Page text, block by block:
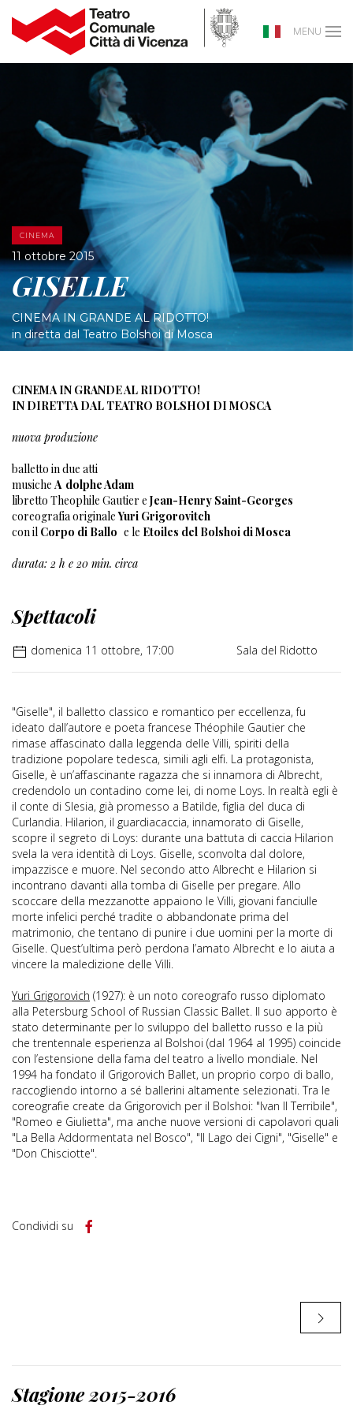
MENU
CINEMA
11 ottobre 2015
GISELLE
CINEMA IN GRANDE AL RIDOTTO!
in diretta dal Teatro Bolshoi di Mosca
CINEMA IN GRANDE AL RIDOTTO!
IN DIRETTA DAL TEATRO BOLSHOI DI MOSCA
nuova produzione
balletto in due atti
musiche A dolphe Adam
libretto Theophile Gautier e Jean-Henry Saint-Georges
coreografia originaleYuri Grigorovitch
con il Corpo di Ballo e le Etoiles del Bolshoi di Mosca
durata: 2 h e 20 min. circa
Spettacoli
domenica 11 ottobre, 17:00 Sala del Ridotto
"Giselle", il balletto classico e romantico per eccellenza, fu
ideato dall’autore e poeta francese Théophile Gautier che
rimase affascinato dalla leggenda delle Villi, spiriti della
tradizione popolare tedesca, simili agli elfi. La protagonista,
Giselle, è un’affascinante ragazza che si innamora di Albrecht,
credendolo un contadino come lei, di nome Loys. In realtà egli è
il conte di Slesia, già promesso a Batilde, figlia del duca di
Curlandia. Hilarion, il guardiacaccia, innamorato di Giselle,
scopre il segreto di Loys: durante una battuta di caccia Hilarion
svela la vera identità di Loys. Giselle, sconvolta dal dolore,
impazzisce e muore. Nel secondo atto Albrecht e Hilarion si
incontrano davanti alla tomba di Giselle per pregare. Allo
scoccare della mezzanotte appaiono le Villi, giovani fanciulle
morte infelici perché tradite o abbandonate prima del
matrimonio, che tentano di punire i due uomini per la morte di
Giselle. Quest’ultima però perdona l’amato Albrecht e lo aiuta a
vincere la maledizione delle Villi.
Yuri Grigorovich (1927): è un noto coreografo russo diplomato
alla Petersburg School of Russian Classic Ballet. Il suo apporto è
stato determinante per lo sviluppo del balletto russo e la più
che trentennale esperienza al Bolshoi (dal 1964 al 1995) coincide
con l’estensione della fama del teatro a livello mondiale. Nel
1994 ha fondato il Grigorovich Ballet, un proprio corpo di ballo,
raccogliendo intorno a sé ballerini altamente selezionati. Tra le
coreografie create da Grigorovich per il Bolshoi: "Ivan Il Terribile",
"Romeo e Giulietta", ma anche nuove versioni di capolavori quali
"La Bella Addormentata nel Bosco", "Il Lago dei Cigni", "Giselle" e
"Don Chisciotte".
Condividi su
Stagione 2015-2016